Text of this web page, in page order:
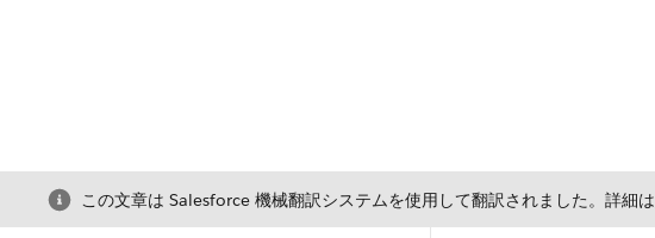
この文章は Salesforce 機械翻訳システムを使用して翻訳されました。詳細は